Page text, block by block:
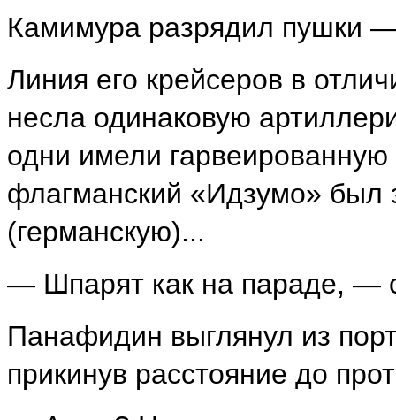
Камимура разрядил пушки
Линия его крейсеров в
несла одинаковую
одни имели
флагманский «Идзумо» был
(германскую)...
— Шпарят как на параде, —
Панафидин выглянул из
прикинув расстояние до